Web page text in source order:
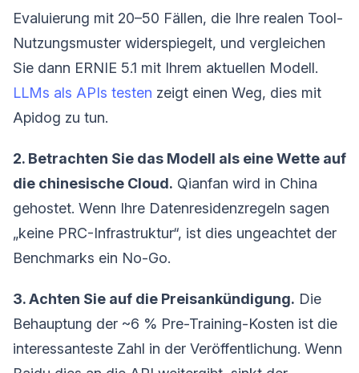
Evaluierung mit 20–50 Fällen, die Ihre realen Tool-
Nutzungsmuster widerspiegelt, und vergleichen
Sie dann ERNIE 5.1 mit Ihrem aktuellen Modell.
LLMs als APIs testen zeigt einen Weg, dies mit
Apidog zu tun.
2. Betrachten Sie das Modell als eine Wette auf
die chinesische Cloud. Qianfan wird in China
gehostet. Wenn Ihre Datenresidenzregeln sagen
„keine PRC-Infrastruktur“, ist dies ungeachtet der
Benchmarks ein No-Go.
3. Achten Sie auf die Preisankündigung. Die
Behauptung der ~6 % Pre-Training-Kosten ist die
interessanteste Zahl in der Veröffentlichung. Wenn